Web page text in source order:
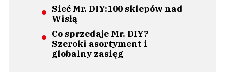
Sieć Mr. DIY:100 sklepów nad
Wisłą
Co sprzedaje Mr. DIY?
Szeroki asortyment i
globalny zasięg